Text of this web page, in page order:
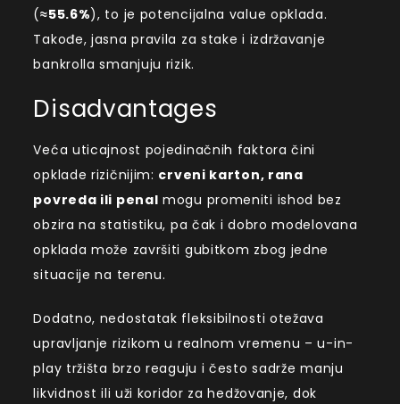
(≈55.6%), to je potencijalna value opklada.
Takođe, jasna pravila za stake i izdržavanje
bankrolla smanjuju rizik.
Disadvantages
Veća uticajnost pojedinačnih faktora čini
opklade rizičnijim: crveni karton, rana
povreda ili penal mogu promeniti ishod bez
obzira na statistiku, pa čak i dobro modelovana
opklada može završiti gubitkom zbog jedne
situacije na terenu.
Dodatno, nedostatak fleksibilnosti otežava
upravljanje rizikom u realnom vremenu – u-in-
play tržišta brzo reaguju i često sadrže manju
likvidnost ili uži koridor za hedžovanje, dok